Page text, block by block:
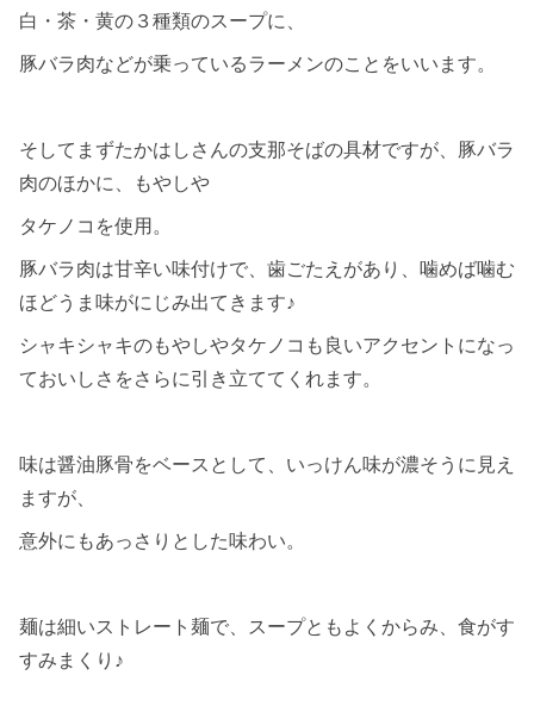
白・茶・黄の３種類のスープに、
豚バラ肉などが乗っているラーメンのことをいいます。
そしてまずたかはしさんの支那そばの具材ですが、豚バラ
肉のほかに、もやしや
タケノコを使用。
豚バラ肉は甘辛い味付けで、歯ごたえがあり、噛めば噛む
ほどうま味がにじみ出てきます♪
シャキシャキのもやしやタケノコも良いアクセントになっ
ておいしさをさらに引き立ててくれます。
味は醤油豚骨をベースとして、いっけん味が濃そうに見え
ますが、
意外にもあっさりとした味わい。
麺は細いストレート麺で、スープともよくからみ、食がす
すみまくり♪